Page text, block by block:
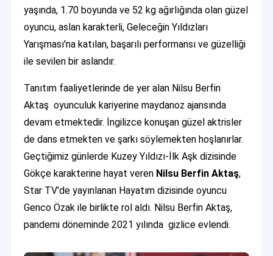
yaşında, 1.70 boyunda ve 52 kg ağırlığında olan güzel
oyuncu, aslan karakterli, Geleceğin Yıldızları
Yarışması'na katılan, başarılı performansı ve güzelliği
ile sevilen bir aslandır.
Tanıtım faaliyetlerinde de yer alan Nilsu Berfin
Aktaş oyunculuk kariyerine maydanoz ajansında
devam etmektedir. İngilizce konuşan güzel aktrisler
de dans etmekten ve şarkı söylemekten hoşlanırlar.
Geçtiğimiz günlerde Kuzey Yıldızı-İlk Aşk dizisinde
Gökçe karakterine hayat veren Nilsu Berfin Aktaş,
Star TV'de yayınlanan Hayatım dizisinde oyuncu
Genco Özak ile birlikte rol aldı. Nilsu Berfin Aktaş,
pandemi döneminde 2021 yılında gizlice evlendi.